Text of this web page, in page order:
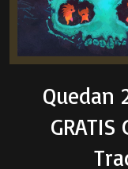
Quedan